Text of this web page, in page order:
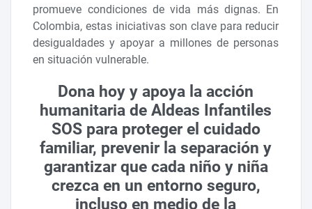
promueve condiciones de vida más dignas. En
Colombia, estas iniciativas son clave para reducir
desigualdades y apoyar a millones de personas
en situación vulnerable.
Dona hoy y apoya la acción
humanitaria de Aldeas Infantiles
SOS para proteger el cuidado
familiar, prevenir la separación y
garantizar que cada niño y niña
crezca en un entorno seguro,
incluso en medio de la